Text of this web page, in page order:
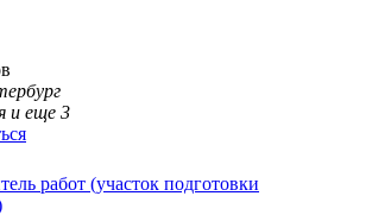
и еще 3
работ (участок подготовки